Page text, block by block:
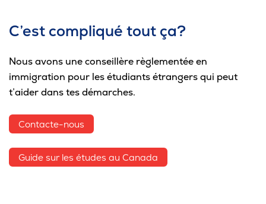
C’est compliqué tout ça?
Nous avons une conseillère règlementée en
immigration pour les étudiants étrangers qui peut
t’aider dans tes démarches.
Contacte-nous
Guide sur les études au Canada